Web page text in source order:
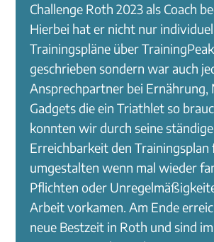
Challenge Roth 2023 als Coach
Hierbei hat er nicht nur
Trainingspläne über
geschrieben sondern war auch
Ansprechpartner bei Ernährung,
Gadgets die ein Triathlet so
konnten wir durch seine ständige
Erreichbarkeit den Trainingsplan
umgestalten wenn mal wieder
Pflichten oder
Arbeit vorkamen. Am Ende
neue Bestzeit in Roth und sind